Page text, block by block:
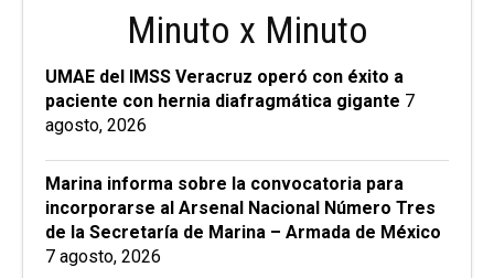
Minuto x Minuto
UMAE del IMSS Veracruz operó con éxito a
paciente con hernia diafragmática gigante 7
agosto, 2026
Marina informa sobre la convocatoria para
incorporarse al Arsenal Nacional Número Tres
de la Secretaría de Marina – Armada de México
7 agosto, 2026